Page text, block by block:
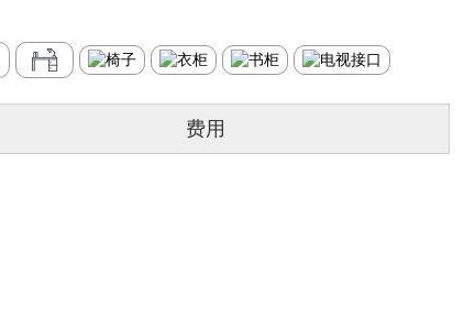
费用